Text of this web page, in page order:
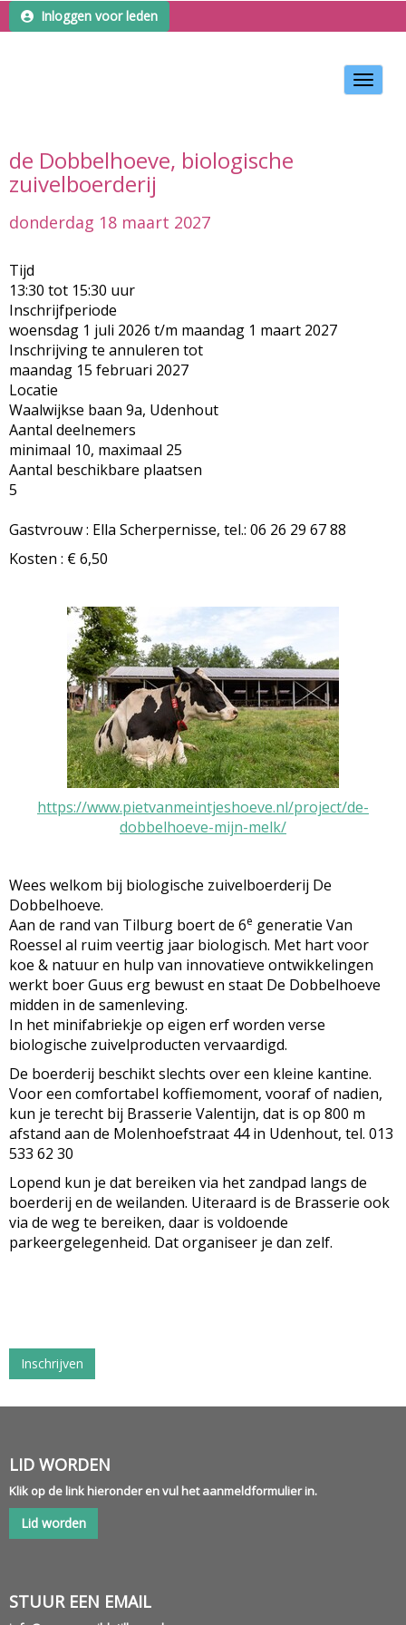
Inloggen voor leden
Toggle
de Dobbelhoeve, biologische
zuivelboerderij
donderdag 18 maart 2027
Tijd
13:30 tot 15:30 uur
Inschrijfperiode
woensdag 1 juli 2026 t/m maandag 1 maart 2027
Inschrijving te annuleren tot
maandag 15 februari 2027
Locatie
Waalwijkse baan 9a, Udenhout
Aantal deelnemers
minimaal 10, maximaal 25
Aantal beschikbare plaatsen
5
Gastvrouw : Ella Scherpernisse, tel.: 06 26 29 67 88
Kosten : € 6,50
https://www.pietvanmeintjeshoeve.nl/project/de-
dobbelhoeve-mijn-melk/
Wees welkom bij biologische zuivelboerderij De
Dobbelhoeve.
Aan de rand van Tilburg boert de 6e generatie Van
Roessel al ruim veertig jaar biologisch. Met hart voor
koe & natuur en hulp van innovatieve ontwikkelingen
werkt boer Guus erg bewust en staat De Dobbelhoeve
midden in de samenleving.
In het minifabriekje op eigen erf worden verse
biologische zuivelproducten vervaardigd.
De boerderij beschikt slechts over een kleine kantine.
Voor een comfortabel koffiemoment, vooraf of nadien,
kun je terecht bij Brasserie Valentijn, dat is op 800 m
afstand aan de Molenhoefstraat 44 in Udenhout, tel. 013
533 62 30
Lopend kun je dat bereiken via het zandpad langs de
boerderij en de weilanden. Uiteraard is de Brasserie ook
via de weg te bereiken, daar is voldoende
parkeergelegenheid. Dat organiseer je dan zelf.
Inschrijven
LID WORDEN
Klik op de link hieronder en vul het aanmeldformulier in.
Lid worden
STUUR EEN EMAIL